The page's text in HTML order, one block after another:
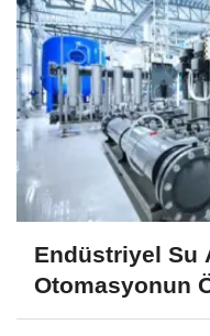
Endüstriyel Su
Otomasyonun